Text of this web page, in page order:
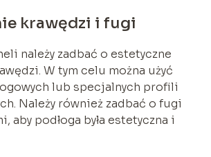
krawędzi i fugi
należy zadbać o estetyczne
W tym celu można użyć
lub specjalnych profili
Należy również zadbać o fugi
aby podłoga była estetyczna i